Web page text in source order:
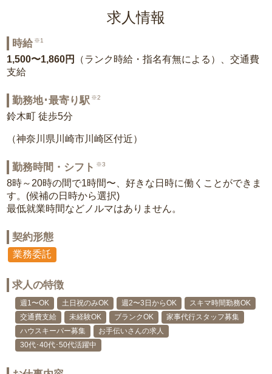
求人情報
時給 ※1
1,500〜1,860円
（ランク時給・指名有無による）、交通費
支給
勤務地･最寄り駅 ※2
鈴木町 徒歩5分
（神奈川県川崎市川崎区付近）
勤務時間・シフト ※3
8時～20時の間で1時間〜、好きな日時に働くことができま
す。(候補の日時から選択)
最低就業時間などノルマはありません。
契約形態
業務委託
求人の特徴
週1〜OK 土日祝のみOK 週2〜3日からOK
スキマ時間勤務OK
交通費支給
未経験OK ブランクOK
家事代行スタッフ募集
ハウスキーパー募集
お手伝いさんの求人
30代･40代･50代活躍中